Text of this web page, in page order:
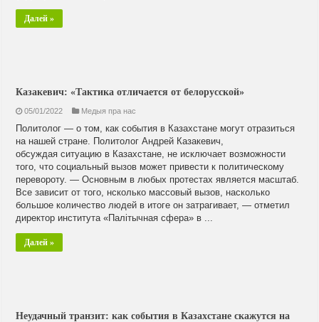
Далей »
Казакевич: «Тактика отличается от белорусской»
05/01/2022 Медыя пра нас
Политолог — о том, как события в Казахстане могут отразиться
на нашей стране. Политолог Андрей Казакевич,
обсуждая ситуацию в Казахстане, не исключает возможности
того, что социальный вызов может привести к политическому
перевороту. — Основным в любых протестах является масштаб.
Все зависит от того, нсколько массовый вызов, насколько
большое количество людей в итоге он затрагивает, — отметил
директор института «Палітычная сфера» в ...
Далей »
Неудачный транзит: как события в Казахстане скажутся на